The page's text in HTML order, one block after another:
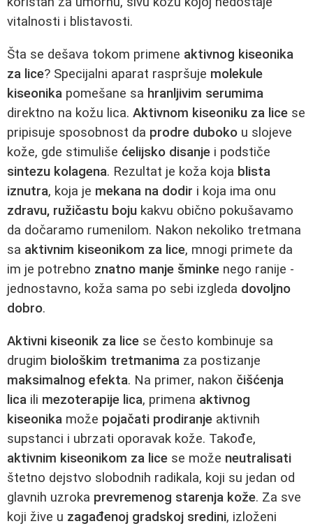
vitalnosti i blistavosti.
Šta se dešava tokom primene aktivnog kiseonika
za lice? Specijalni aparat raspršuje molekule
kiseonika pomešane sa hranljivim serumima
direktno na kožu lica. Aktivnom kiseoniku za lice se
pripisuje sposobnost da prodre duboko u slojeve
kože, gde stimuliše ćelijsko disanje i podstiče
sintezu kolagena. Rezultat je koža koja blista
iznutra, koja je mekana na dodir i koja ima onu
zdravu, ružičastu boju kakvu obično pokušavamo
da dočaramo rumenilom. Nakon nekoliko tretmana
sa aktivnim kiseonikom za lice, mnogi primete da
im je potrebno znatno manje šminke nego ranije -
jednostavno, koža sama po sebi izgleda dovoljno
dobro.
Aktivni kiseonik za lice se često kombinuje sa
drugim biološkim tretmanima za postizanje
maksimalnog efekta. Na primer, nakon čišćenja
lica ili mezoterapije lica, primena aktivnog
kiseonika može pojačati prodiranje aktivnih
supstanci i ubrzati oporavak kože. Takođe,
aktivnim kiseonikom za lice se može neutralisati
štetno dejstvo slobodnih radikala, koji su jedan od
glavnih uzroka prevremenog starenja kože. Za sve
koji žive u zagađenoj gradskoj sredini, izloženi